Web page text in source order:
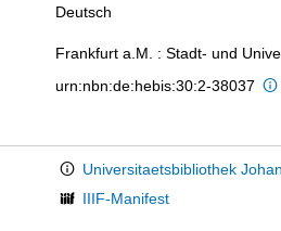
Deutsch
Frankfurt a.M. : Stadt- und
urn:nbn:de:hebis:30:2-38037
Universitaetsbibliothek
IIIF-Manifest